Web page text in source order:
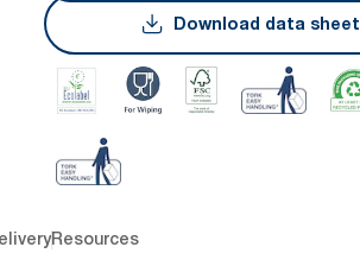
Download data sheet
Resources